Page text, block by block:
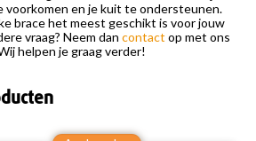
voorkomen en je kuit te ondersteunen.
brace het meest geschikt is voor jouw
vraag? Neem dancontact op met ons
helpen je graag verder!